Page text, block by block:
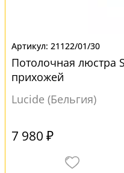
21122/01/30
Потолочная люстра
прихожей
Lucide (Бельгия)
7 980 ₽